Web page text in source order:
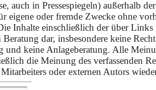
auch in Pressespiegeln) außerhalb
eigene oder fremde Zwecke ohne
Inhalte einschließlich der über Links
dar, insbesondere keine
und keine Anlageberatung. Alle
die Meinung des verfassenden
Mitarbeiters oder externen Autors